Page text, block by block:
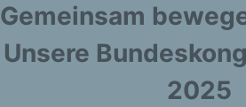
Gemeinsam
Unsere
2025